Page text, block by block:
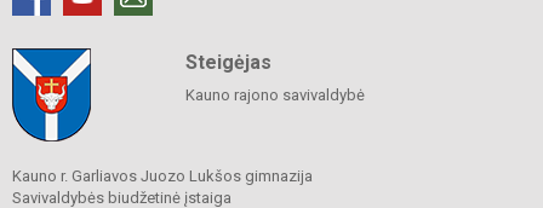
Steigėjas
Kauno rajono savivaldybė
Kauno r. Garliavos Juozo Lukšos gimnazija
Savivaldybės biudžetinė įstaiga